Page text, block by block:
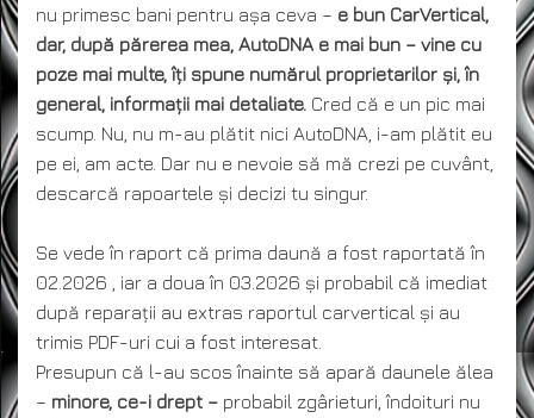
nu primesc bani pentru așa ceva – e bun CarVertical,
dar, după părerea mea, AutoDNA e mai bun – vine cu
poze mai multe, îți spune numărul proprietarilor și, în
general, informații mai detaliate. Cred că e un pic mai
scump. Nu, nu m-au plătit nici AutoDNA, i-am plătit eu
pe ei, am acte. Dar nu e nevoie să mă crezi pe cuvânt,
descarcă rapoartele și decizi tu singur.
Se vede în raport că prima daună a fost raportată în
02.2026 , iar a doua în 03.2026 și probabil că imediat
după reparații au extras raportul carvertical și au
trimis PDF-uri cui a fost interesat.
Presupun că l-au scos înainte să apară daunele ălea
– minore, ce-i drept – probabil zgârieturi, îndoituri nu